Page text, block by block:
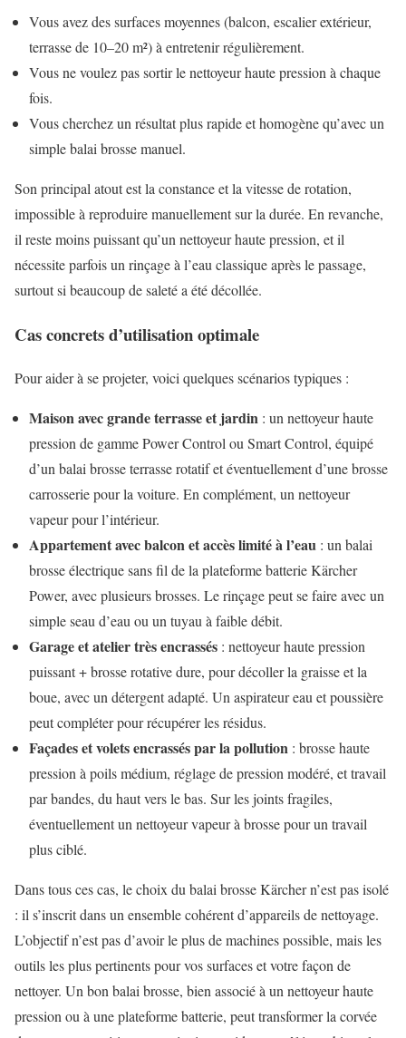
Vous avez des surfaces moyennes (balcon, escalier extérieur,
terrasse de 10–20 m²) à entretenir régulièrement.
Vous ne voulez pas sortir le nettoyeur haute pression à chaque
fois.
Vous cherchez un résultat plus rapide et homogène qu’avec un
simple balai brosse manuel.
Son principal atout est la constance et la vitesse de rotation,
impossible à reproduire manuellement sur la durée. En revanche,
il reste moins puissant qu’un nettoyeur haute pression, et il
nécessite parfois un rinçage à l’eau classique après le passage,
surtout si beaucoup de saleté a été décollée.
Cas concrets d’utilisation optimale
Pour aider à se projeter, voici quelques scénarios typiques :
Maison avec grande terrasse et jardin : un nettoyeur haute
pression de gamme Power Control ou Smart Control, équipé
d’un balai brosse terrasse rotatif et éventuellement d’une brosse
carrosserie pour la voiture. En complément, un nettoyeur
vapeur pour l’intérieur.
Appartement avec balcon et accès limité à l’eau : un balai
brosse électrique sans fil de la plateforme batterie Kärcher
Power, avec plusieurs brosses. Le rinçage peut se faire avec un
simple seau d’eau ou un tuyau à faible débit.
Garage et atelier très encrassés : nettoyeur haute pression
puissant + brosse rotative dure, pour décoller la graisse et la
boue, avec un détergent adapté. Un aspirateur eau et poussière
peut compléter pour récupérer les résidus.
Façades et volets encrassés par la pollution : brosse haute
pression à poils médium, réglage de pression modéré, et travail
par bandes, du haut vers le bas. Sur les joints fragiles,
éventuellement un nettoyeur vapeur à brosse pour un travail
plus ciblé.
Dans tous ces cas, le choix du balai brosse Kärcher n’est pas isolé
: il s’inscrit dans un ensemble cohérent d’appareils de nettoyage.
L’objectif n’est pas d’avoir le plus de machines possible, mais les
outils les plus pertinents pour vos surfaces et votre façon de
nettoyer. Un bon balai brosse, bien associé à un nettoyeur haute
pression ou à une plateforme batterie, peut transformer la corvée